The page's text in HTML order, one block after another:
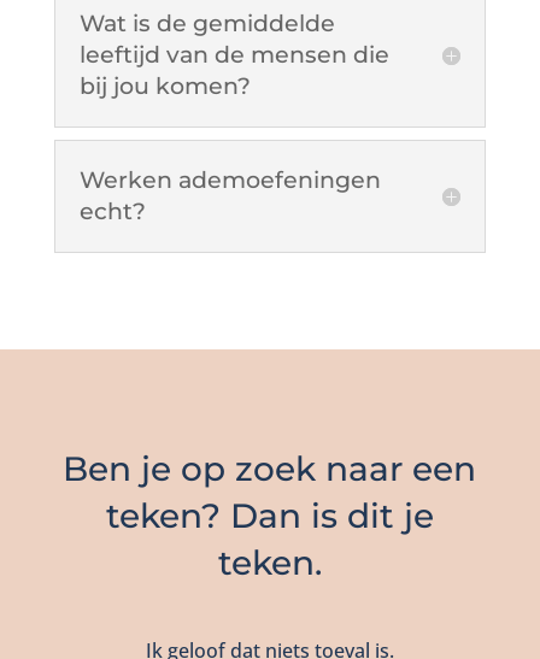
Wat is de gemiddelde
leeftijd van de mensen die
bij jou komen?
Werken ademoefeningen
echt?
Ben je op zoek naar een
teken? Dan is dit je
teken.
Ik geloof dat niets toeval is.